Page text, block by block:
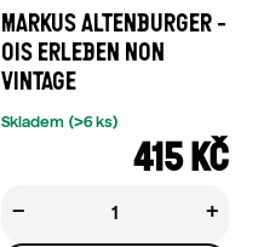
MARKUS ALTENBURGER -
OIS ERLEBEN NON
VINTAGE
415 KČ
Skladem (>6 ks)
+
−